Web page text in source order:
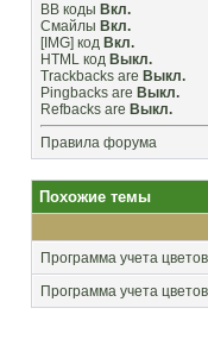
BB коды Вкл.
Смайлы Вкл.
[IMG] код Вкл.
HTML код Выкл.
Trackbacks are Выкл.
Pingbacks are Выкл.
Refbacks are Выкл.
Правила форума
Похожие темы
Программа учета цветов
Программа учета цветов